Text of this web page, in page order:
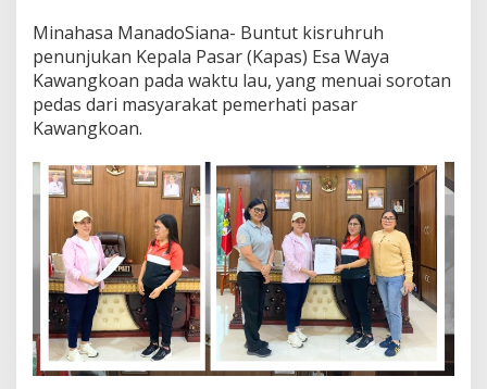
n
(
A
)
K
e
m
b
a
l
i
K
b
u
Minahasa ManadoSiana- Buntut kisruhruh
penunjukan Kepala Pasar (Kapas) Esa Waya
Kawangkoan pada waktu lau, yang menuai sorotan
pedas dari masyarakat pemerhati pasar
Kawangkoan.